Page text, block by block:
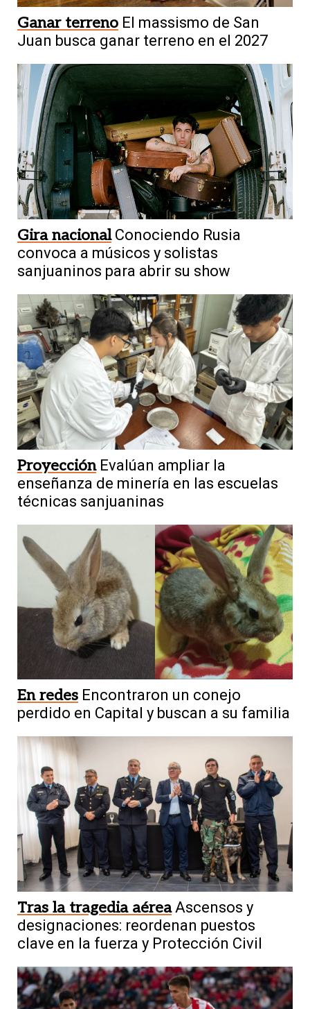
Ganar terreno El massismo de San
Juan busca ganar terreno en el 2027
Gira nacional Conociendo Rusia
convoca a músicos y solistas
sanjuaninos para abrir su show
Proyección Evalúan ampliar la
enseñanza de minería en las escuelas
técnicas sanjuaninas
En redes Encontraron un conejo
perdido en Capital y buscan a su familia
Tras la tragedia aérea Ascensos y
designaciones: reordenan puestos
clave en la fuerza y Protección Civil